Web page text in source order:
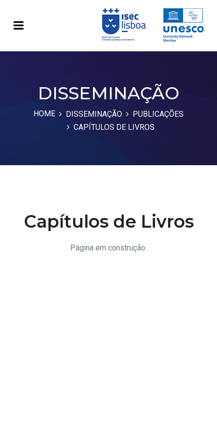
DISSEMINAÇÃO
HOME DISSEMINAÇÃO
PUBLICAÇÕES
CAPÍTULOS DE LIVROS
Capítulos de Livros
Página em construção.